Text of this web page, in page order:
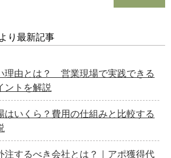
ゴリーに投稿しますか？
り最新記事
理由とは？ 営業現場で実践できる
ントを解説
はいくら？費用の仕組みと比較する
注するべき会社とは？｜アポ獲得代